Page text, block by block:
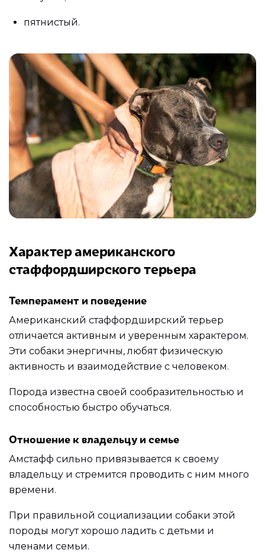
пятнистый.
Характер американского
стаффордширского терьера
Темперамент и поведение
Американский стаффордширский терьер
отличается активным и уверенным характером.
Эти собаки энергичны, любят физическую
активность и взаимодействие с человеком.
Порода известна своей сообразительностью и
способностью быстро обучаться.
Отношение к владельцу и семье
Амстафф сильно привязывается к своему
владельцу и стремится проводить с ним много
времени.
При правильной социализации собаки этой
породы могут хорошо ладить с детьми и
членами семьи.